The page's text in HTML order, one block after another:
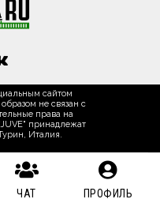
сайтом
не связан с
права на
принадлежат
Италия.
ЧАТ ПРОФИЛЬ